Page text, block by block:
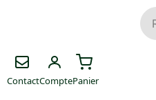
ContactComptePanier